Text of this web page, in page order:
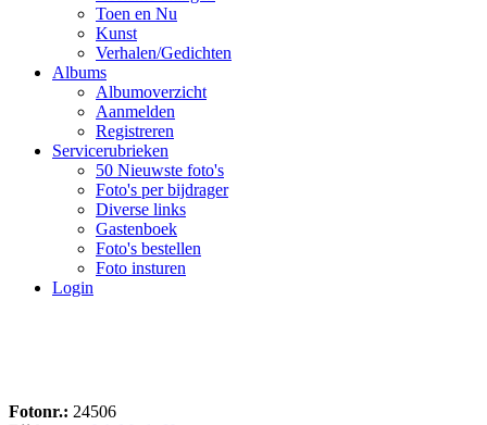
Toen en Nu
Kunst
Verhalen/Gedichten
Albums
Albumoverzicht
Aanmelden
Registreren
Servicerubrieken
50 Nieuwste foto's
Foto's per bijdrager
Diverse links
Gastenboek
Foto's bestellen
Foto insturen
Login
Fotonr.: 24506